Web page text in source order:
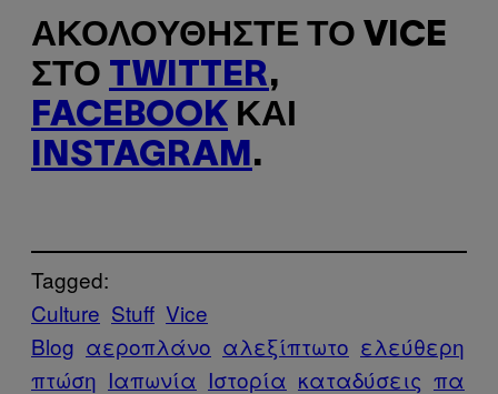
ΑΚΟΛΟΥΘΉΣΤΕ ΤΟ VICE
ΣΤΟ TWITTER,
FACEBOOK ΚΑΙ
INSTAGRAM .
Tagged:
Culture Stuff Vice
Blog αεροπλάνο αλεξίπτωτο ελεύθερη
πτώση Ιαπωνία Ιστορία καταδύσεις πα